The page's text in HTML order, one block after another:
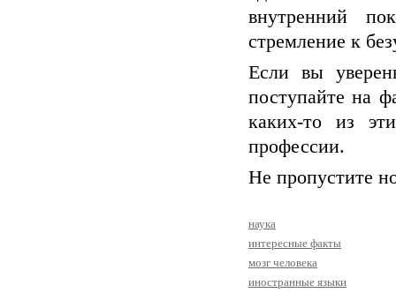
внутренний
стремление к
Если вы
поступайте на
каких-то из
профессии.
Не пропустите
наука
интересные факты
мозг человека
иностранные языки